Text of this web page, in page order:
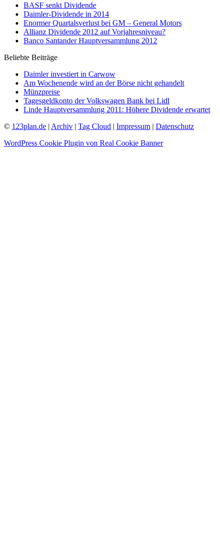
BASF senkt Dividende
Daimler-Dividende in 2014
Enormer Quartalsverlust bei GM – General Motors
Allianz Dividende 2012 auf Vorjahresniveau?
Banco Santander Hauptversammlung 2012
Beliebte Beiträge
Daimler investiert in Carwow
Am Wochenende wird an der Börse nicht gehandelt
Münzpreise
Tagesgeldkonto der Volkswagen Bank bei Lidl
Linde Hauptversammlung 2011: Höhere Dividende erwartet
© 123plan.de | Archiv | Tag Cloud | Impressum | Datenschutz
WordPress Cookie Plugin von Real Cookie Banner